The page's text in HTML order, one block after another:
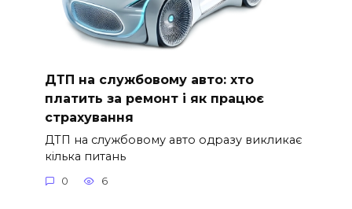
ДТП на службовому авто: хто
платить за ремонт і як працює
страхування
ДТП на службовому авто одразу викликає
кілька питань
0 6